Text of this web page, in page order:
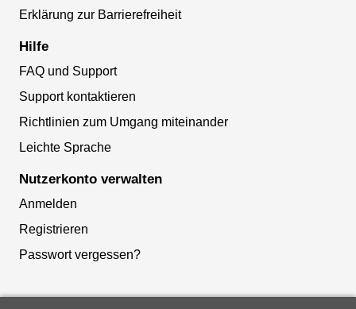
Erklärung zur Barrierefreiheit
Hilfe
FAQ und Support
Support kontaktieren
Richtlinien zum Umgang miteinander
Leichte Sprache
Nutzerkonto verwalten
Anmelden
Registrieren
Passwort vergessen?